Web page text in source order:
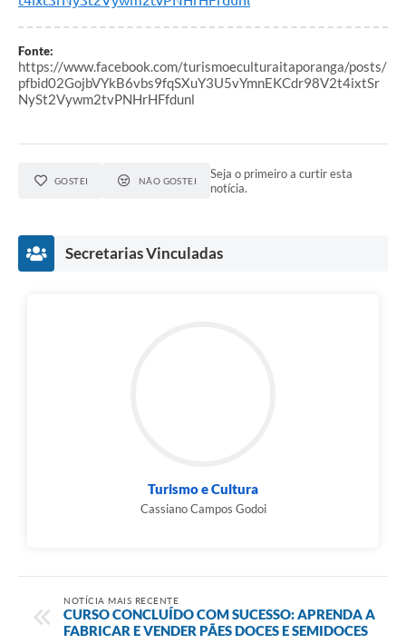
Fonte:
https://www.facebook.com/turismoeculturaitaporanga/posts/
pfbid02GojbVYkB6vbs9fqSXuY3U5vYmnEKCdr98V2t4ixtSr
NySt2Vywm2tvPNHrHFfdunl
GOSTEI NÃO GOSTEI
Seja o primeiro a curtir esta
notícia.
Secretarias Vinculadas
Turismo e Cultura
Cassiano Campos Godoi
NOTÍCIA MAIS RECENTE
CURSO CONCLUÍDO COM SUCESSO: APRENDA A
FABRICAR E VENDER PÃES DOCES E SEMIDOCES